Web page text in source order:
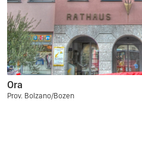
Ora
Prov. Bolzano/Bozen